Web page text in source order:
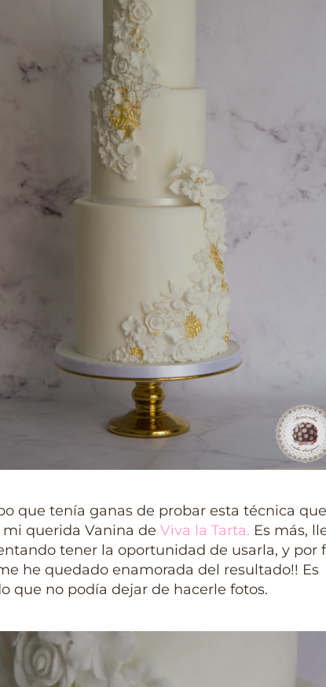
que tenía ganas de probar esta técnica que
querida Vanina de Viva la Tarta. Es más,
tener la oportunidad de usarla, y por
he quedado enamorada del resultado!! Es
que no podía dejar de hacerle fotos.